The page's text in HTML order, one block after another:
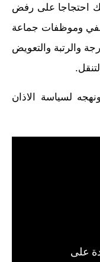
احتجاجا على رفض
وموظفات جماعة
والرتبة والتعويض
لسياسة الاذان